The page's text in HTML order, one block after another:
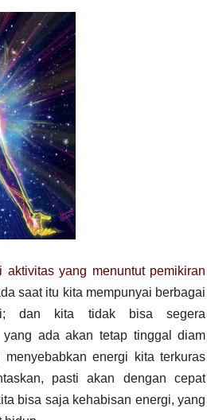
yang menuntut pemikiran
saat itu kita mempunyai berbagai
dan kita tidak bisa segera
yang ada akan tetap tinggal diam
energi kita terkuras
pasti akan dengan cepat
bisa saja kehabisan energi, yang